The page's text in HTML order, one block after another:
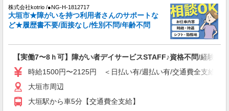
通費全支給(ガソリン代含む)＞
大垣市
詳細を見る
派遣社員
株式会社kotrio /●NG-H-2031025
時給1500円〜2125円 ＜日払い有/週払い有/交
株式会社kotrio /●NG-H-1812717
大垣市★障がいを持つ利用者さんのサポートな
ど★履歴書不要/面接なし/性別不問/年齢不問
【実働7〜8ｈ可】障がい者デイサービスSTAFF♪資格不問/経験不問
時給1500円〜2125円 ＜日払い有/週払い有/交通費全支給(ガ
大垣市周辺
大垣駅から車5分【交通費全支給】